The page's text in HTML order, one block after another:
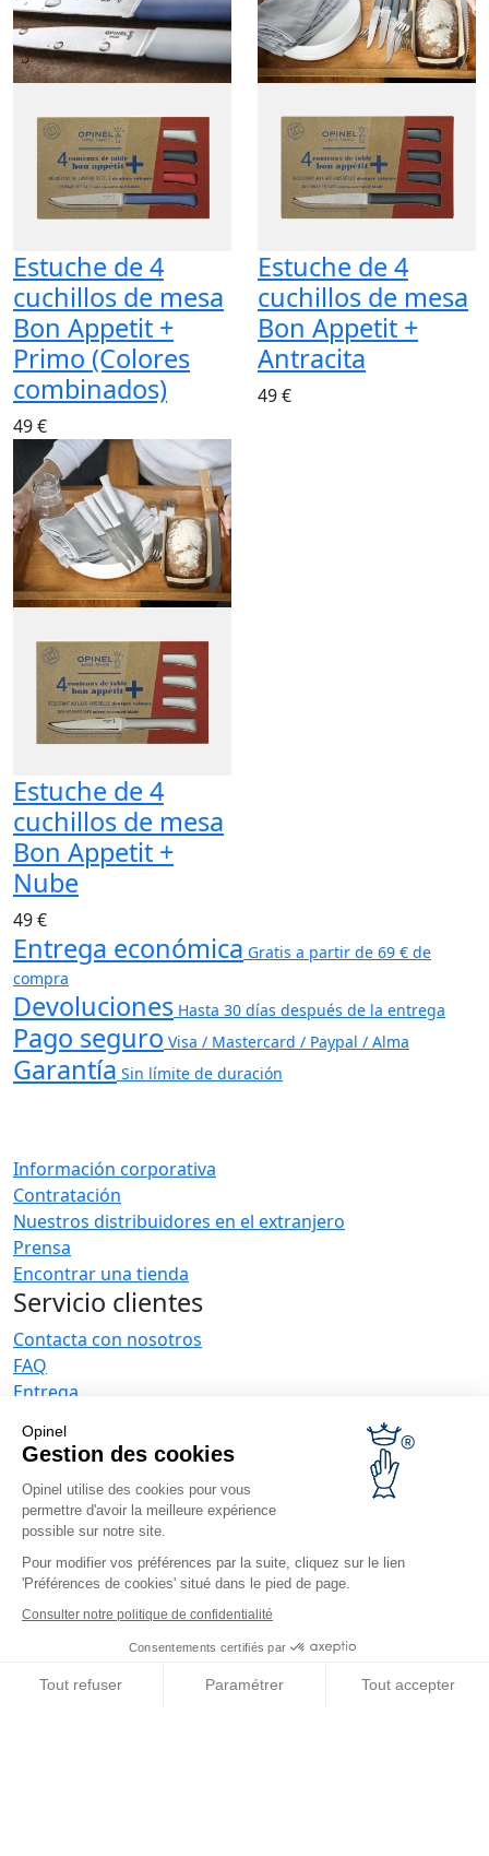
Opinel
Gestion des cookies
Opinel utilise des cookies pour vous
permettre d'avoir la meilleure expérience
possible sur notre site.
Pour modifier vos préférences par la suite, cliquez sur le lien
'Préférences de cookies' situé dans le pied de page.
Consulter notre politique de confidentialité
Consentements certifiés par
Tout refuser Paramétrer Tout accepter
Estuche de 4
cuchillos de mesa
Bon Appetit +
Primo (Colores
combinados)
49 €
Estuche de 4
cuchillos de mesa
Bon Appetit +
Antracita
49 €
Estuche de 4
cuchillos de mesa
Bon Appetit +
Nube
49 €
Entrega económica Gratis a partir de 69 € de
compra
Devoluciones Hasta 30 días después de la entrega
Pago seguro Visa / Mastercard / Paypal / Alma
Garantía Sin límite de duración
Información corporativa
Contratación
Nuestros distribuidores en el extranjero
Prensa
Encontrar una tienda
Servicio clientes
Contacta con nosotros
FAQ
Entrega
Devoluciones en 30 días
El servicio posventa y de mantenimiento
Condiciones generales de venta
Ofertas para empresas
Regalos de empresa
Restauradores
Noticias Opinel
Recibir las novedades